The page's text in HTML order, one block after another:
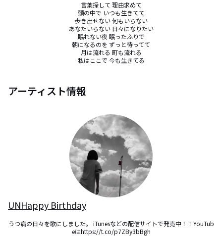
言葉探して 理由求めて
頭の中で いつも生きてて
歩き出せない 何もいらない
あなたいらない 日々になりたい
眠れない夜 眠ったふりで
朝になるのを ずっと待ってて
月は流れる 町も流れる
私はここで 今も生きてる
アーティスト情報
UNHappy Birthday
うつ病の日々を歌にしました。 iTunesなどの配信サイトで発売中！！YouTub
eはhttps://t.co/p7ZBy3bBgh